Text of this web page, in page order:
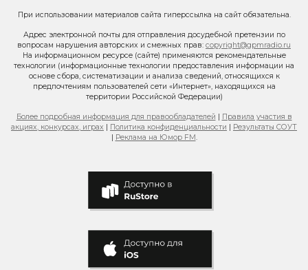
При использовании материалов сайта гиперссылка на сайт обязательна.
Адрес электронной почты для отправления досудебной претензии по
вопросам нарушения авторских и смежных прав: copyright@gpmradio.ru
На информационном ресурсе (сайте) применяются рекомендательные
технологии (информационные технологии предоставления информации на
основе сбора, систематизации и анализа сведений, относящихся к
предпочтениям пользователей сети «Интернет», находящихся на
территории Российской Федерации)
Более подробная информация для правообладателей | Правила участия в
акциях, конкурсах, играх | Политика конфиденциальности | Результаты СОУТ
| Реклама на Юмор FM.